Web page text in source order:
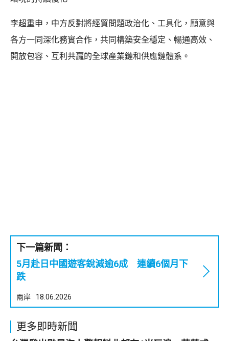
李超重申，中方反對將經貿問題政治化、工具化，願意與
各方一同深化務實合作，共同構築安全穩定、暢通高效、
開放包容、互利共贏的全球產業鏈和供應鏈體系。
下一篇新聞：
5月赴日中國遊客銳減逾6成 連續6個月下
跌
兩岸 18.06.2026
更多即時新聞